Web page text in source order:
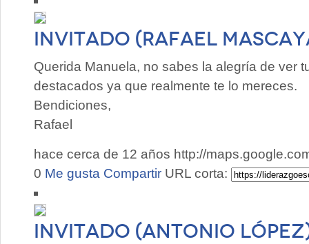
Invitado (Rafael
Querida Manuela, no sabes la alegría de ver
destacados ya que realmente te lo mereces.
Bendiciones,
Rafael
hace cerca de 12 años http://
0 Me gusta Compartir URL corta:
Invitado (Antonio